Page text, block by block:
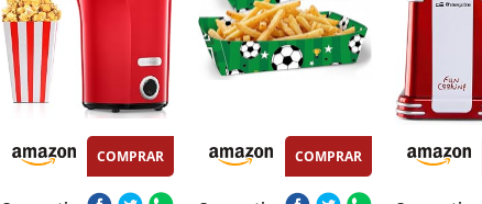
COMPRAR COMPRAR